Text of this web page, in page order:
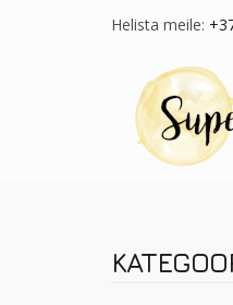
Helista meile: